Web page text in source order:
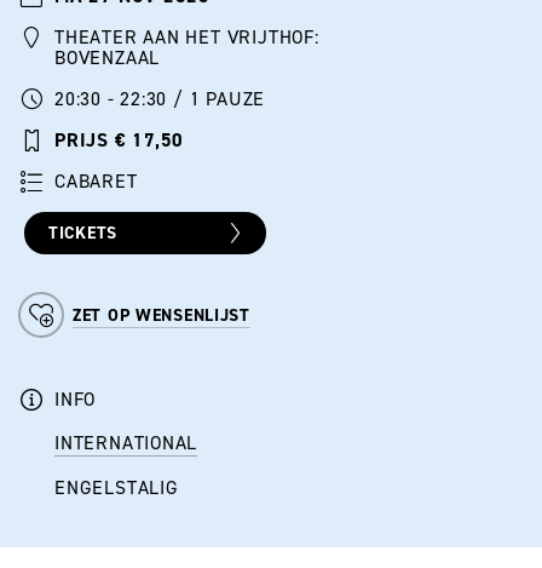
THEATER AAN HET VRIJTHOF:
BOVENZAAL
20:30 - 22:30 / 1 PAUZE
PRIJS € 17,50
CABARET
TICKETS
ZET OP WENSENLIJST
INFO
INTERNATIONAL
ENGELSTALIG